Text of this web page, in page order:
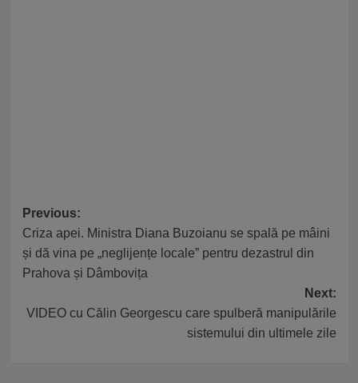
Post
navigation
Previous:
Criza apei. Ministra Diana Buzoianu se spală pe mâini
și dă vina pe „neglijențe locale” pentru dezastrul din
Prahova și Dâmbovița
Next:
VIDEO cu Călin Georgescu care spulberă manipulările
sistemului din ultimele zile